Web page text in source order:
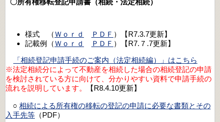
〇所有権移転登記申請書（相続・法定相続）
様式 （Ｗｏｒｄ ＰＤＦ ）【R7.3.7更新】
記載例（Ｗｏｒｄ ＰＤＦ ）【R7.７.7更新】
「相続登記申請手続のご案内（法定相続編）」はこちら
※法定相続分によって不動産を相続した場合の相続登記の申請
を検討されている方に向けて、分かりやすい資料で申請手続の
流れを説明しています。
【R8.4.10更新】
○ 相続による所有権の移転の登記の申請に必要な書類とその
入手先等 （PDF）